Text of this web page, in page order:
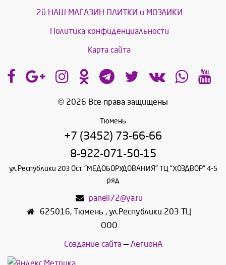
2й НАШ МАГАЗИН ПЛИТКИ и МОЗАИКИ
Политика конфиденциальности
Карта сайта
© 2026 Все права защищены
Тюмень
+7 (3452) 73-66-66
8-922-071-50-15
ул.Республики 203 Ост. "МЕДОБОРУДОВАНИЯ" ТЦ "ХОЗДВОР" 4-5
ряд
paneli72@ya.ru
625016, Тюмень , ул.Республики 203 ТЦ
ООО
Создание сайта— ЛегионА